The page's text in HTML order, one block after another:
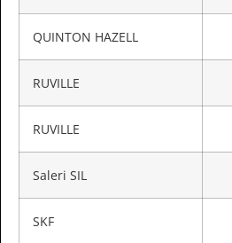
QUINTON HAZELL
RUVILLE
RUVILLE
Saleri SIL
SKF